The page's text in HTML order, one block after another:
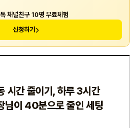
채널친구 10명 무료체험
신청하기
시간 줄이기, 하루 3시간
님이 40분으로 줄인 세팅